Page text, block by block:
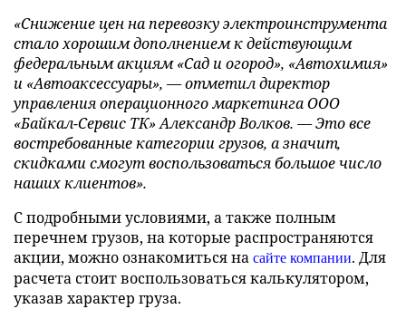
«Снижение цен на перевозку электроинструмента
стало хорошим дополнением к действующим
федеральным акциям «Сад и огород», «Автохимия»
и «Автоаксессуары», — отметилдиректор
управления операционного маркетинга ООО
«Байкал-Сервис ТК» Александр Волков. — Это все
востребованные категории грузов, а значит,
скидками смогут воспользоваться большое число
наших клиентов».
С подробными условиями, а также полным
перечнем грузов, на которые распространяются
акции, можно ознакомиться на сайте компании. Для
расчета стоит воспользоваться калькулятором,
указав характер груза.